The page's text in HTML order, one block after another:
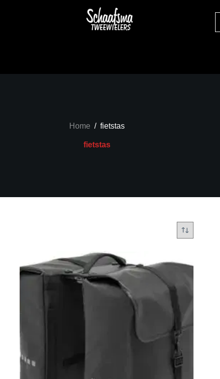
Home / fietstas
fietstas